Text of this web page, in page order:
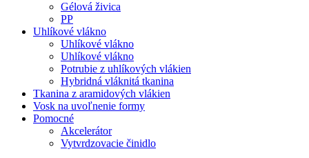
Gélová živica
PP
Uhlíkové vlákno
Uhlíkové vlákno
Uhlíkové vlákno
Potrubie z uhlíkových vlákien
Hybridná vláknitá tkanina
Tkanina z aramidových vlákien
Vosk na uvoľnenie formy
Pomocné
Akcelerátor
Vytvrdzovacie činidlo